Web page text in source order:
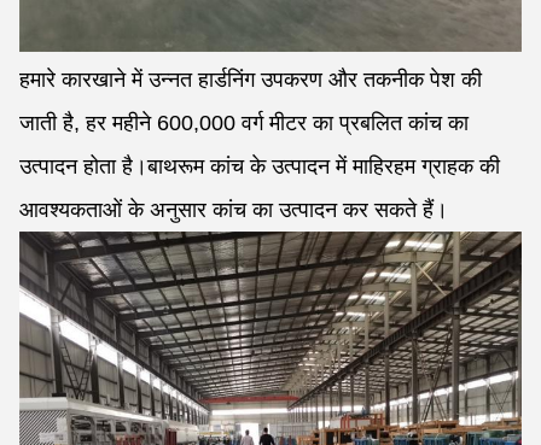
हमारे कारखाने में उन्नत हार्डनिंग उपकरण और तकनीक पेश की
जाती है, हर महीने 600,000 वर्ग मीटर का प्रबलित कांच का
उत्पादन होता है।बाथरूम कांच के उत्पादन में माहिरहम ग्राहक की
आवश्यकताओं के अनुसार कांच का उत्पादन कर सकते हैं।